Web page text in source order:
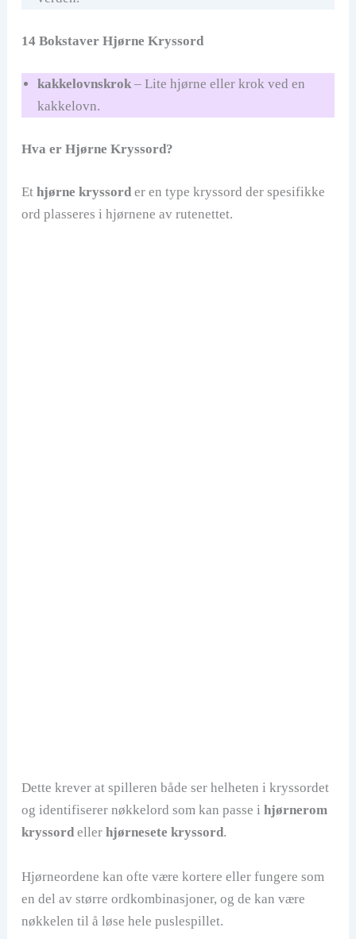
14 Bokstaver Hjørne Kryssord
kakkelovnskrok– Lite hjørne eller krok ved en
kakkelovn.
Hva er Hjørne Kryssord?
Et hjørne kryssorder en type kryssord der spesifikke
ord plasseres i hjørnene av rutenettet.
Dette krever at spilleren både ser helheten i kryssordet
og identifiserer nøkkelord som kan passe i hjørnerom
kryssordeller hjørnesete kryssord.
Hjørneordene kan ofte være kortere eller fungere som
en del av større ordkombinasjoner, og de kan være
nøkkelen til å løse hele puslespillet.